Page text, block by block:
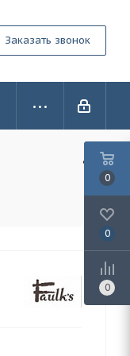
Заказать звонок
0
0
0